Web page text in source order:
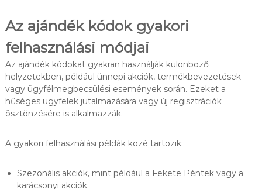
Az ajándék kódok gyakori
felhasználási módjai
Az ajándék kódokat gyakran használják különböző
helyzetekben, például ünnepi akciók, termékbevezetések
vagy ügyfélmegbecsülési események során. Ezeket a
hűséges ügyfelek jutalmazására vagy új regisztrációk
ösztönzésére is alkalmazzák.
A gyakori felhasználási példák közé tartozik:
Szezonális akciók, mint például a Fekete Péntek vagy a
karácsonyi akciók.